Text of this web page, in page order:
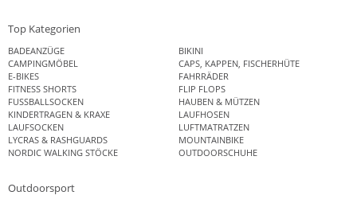
Top Kategorien
BADEANZÜGE
BIKINI
CAMPINGMÖBEL
CAPS, KAPPEN, FISCHERHÜTE
E-BIKES
FAHRRÄDER
FITNESS SHORTS
FLIP FLOPS
FUSSBALLSOCKEN
HAUBEN & MÜTZEN
KINDERTRAGEN & KRAXE
LAUFHOSEN
LAUFSOCKEN
LUFTMATRATZEN
LYCRAS & RASHGUARDS
MOUNTAINBIKE
NORDIC WALKING STÖCKE
OUTDOORSCHUHE
Outdoorsport